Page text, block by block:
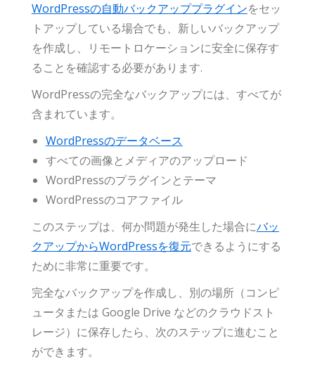
WordPressの自動バックアッププラグインをセッ
トアップしている場合でも、新しいバックアップ
を作成し、リモートロケーションに安全に保存す
ることを確認する必要があります.
WordPressの完全なバックアップには、すべてが
含まれています。
WordPressのデータベース
すべての画像とメディアのアップロード
WordPressのプラグインとテーマ
WordPressのコアファイル
このステップは、何か問題が発生した場合にバッ
クアップからWordPressを復元できるようにする
ために非常に重要です。
完全なバックアップを作成し、別の場所（コンピ
ュータまたは Google Drive などのクラウドスト
レージ）に保存したら、次のステップに進むこと
ができます。